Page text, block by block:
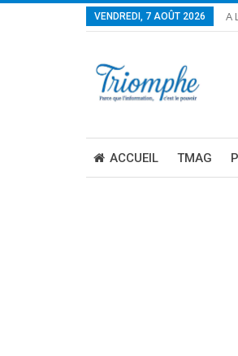
VENDREDI, 7 AOÛT 2026 A
ACCUEIL TMAG